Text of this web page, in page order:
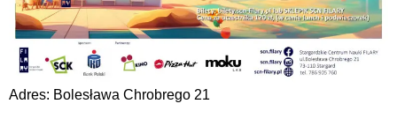
Adres: Bolesława Chrobrego 21